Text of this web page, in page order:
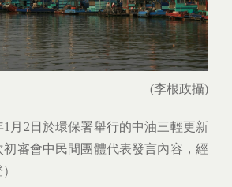
(李根政攝)
1月2日於環保署舉行的中油三輕更新
審會中民間團體代表發言內容，經